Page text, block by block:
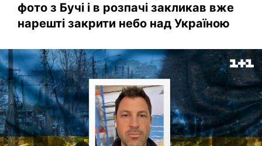
фото з Бучі і в розпачі закликав вже
нарешті закрити небо над Україною